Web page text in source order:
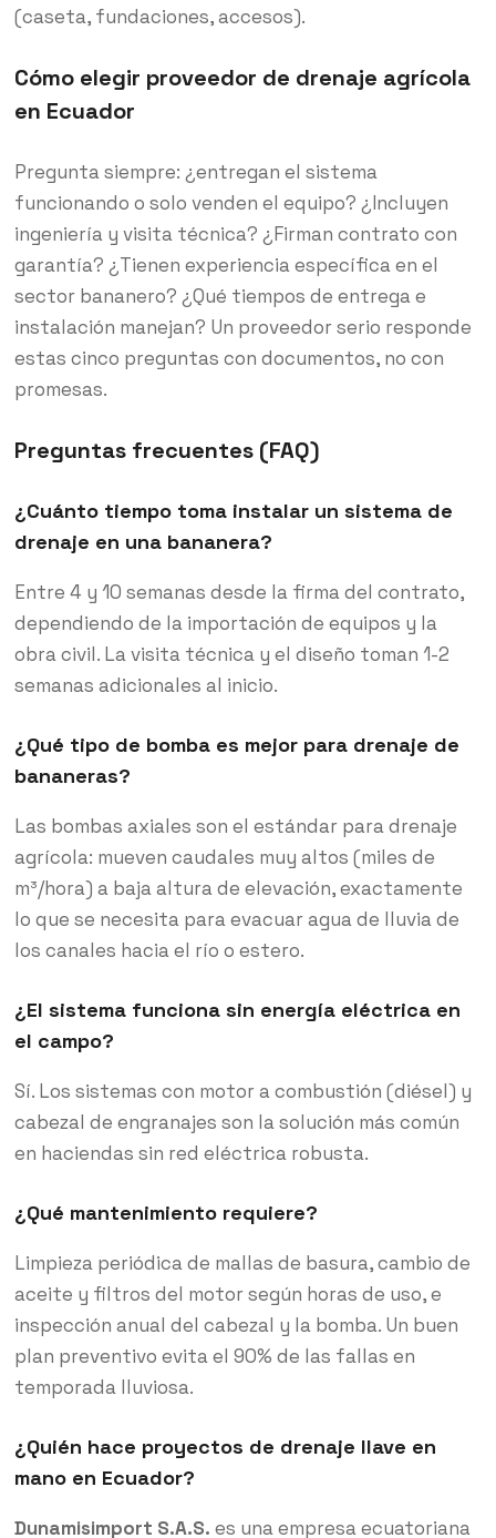
(caseta, fundaciones, accesos).
Cómo elegir proveedor de drenaje agrícola
en Ecuador
Pregunta siempre: ¿entregan el sistema
funcionando o solo venden el equipo? ¿Incluyen
ingeniería y visita técnica? ¿Firman contrato con
garantía? ¿Tienen experiencia específica en el
sector bananero? ¿Qué tiempos de entrega e
instalación manejan? Un proveedor serio responde
estas cinco preguntas con documentos, no con
promesas.
Preguntas frecuentes (FAQ)
¿Cuánto tiempo toma instalar un sistema de
drenaje en una bananera?
Entre 4 y 10 semanas desde la firma del contrato,
dependiendo de la importación de equipos y la
obra civil. La visita técnica y el diseño toman 1-2
semanas adicionales al inicio.
¿Qué tipo de bomba es mejor para drenaje de
bananeras?
Las bombas axiales son el estándar para drenaje
agrícola: mueven caudales muy altos (miles de
m³/hora) a baja altura de elevación, exactamente
lo que se necesita para evacuar agua de lluvia de
los canales hacia el río o estero.
¿El sistema funciona sin energía eléctrica en
el campo?
Sí. Los sistemas con motor a combustión (diésel) y
cabezal de engranajes son la solución más común
en haciendas sin red eléctrica robusta.
¿Qué mantenimiento requiere?
Limpieza periódica de mallas de basura, cambio de
aceite y filtros del motor según horas de uso, e
inspección anual del cabezal y la bomba. Un buen
plan preventivo evita el 90% de las fallas en
temporada lluviosa.
¿Quién hace proyectos de drenaje llave en
mano en Ecuador?
Dunamisimport S.A.S. es una empresa ecuatoriana